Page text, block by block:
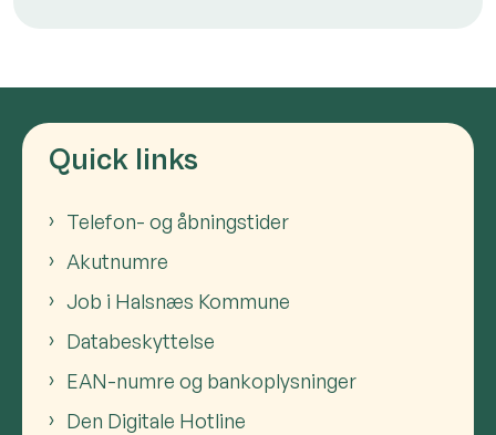
Quick links
Telefon- og åbningstider
Akutnumre
Job i Halsnæs Kommune
Databeskyttelse
EAN-numre og bankoplysninger
Den Digitale Hotline